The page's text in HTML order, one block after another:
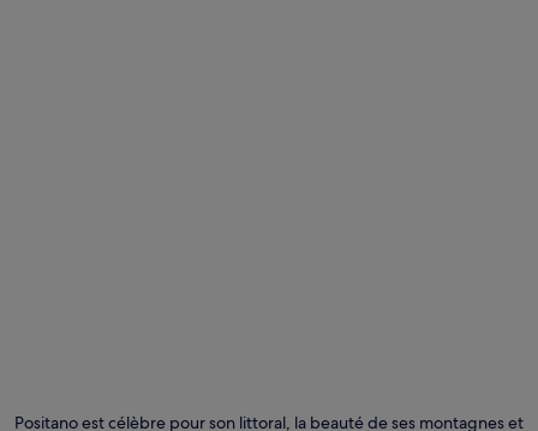
Positano est célèbre pour son littoral, la beauté de ses montagnes et